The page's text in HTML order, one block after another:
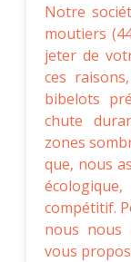
Notre
moutiers
jeter de
ces
bibelots
chute
zones
que, nous
compétitif.
nous nous
vous